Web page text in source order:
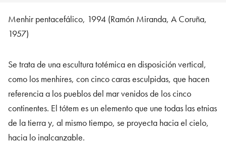
Menhir pentacefálico, 1994 (Ramón Miranda, A Coruña,
1957)
Se trata de una escultura totémica en disposición vertical,
como los menhires, con cinco caras esculpidas, que hacen
referencia a los pueblos del mar venidos de los cinco
continentes. El tótem es un elemento que une todas las etnias
de la tierra y, al mismo tiempo, se proyecta hacia el cielo,
hacia lo inalcanzable.